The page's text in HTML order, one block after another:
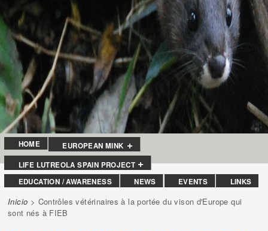
HOME
EUROPEAN MINK
LIFE LUTREOLA SPAIN PROJECT
EDUCATION / AWARENESS
NEWS EVENTS LINKS
You are here
Inicio > Contrôles vétérinaires à la portée du vison d'Europe qui
sont nés à FIEB